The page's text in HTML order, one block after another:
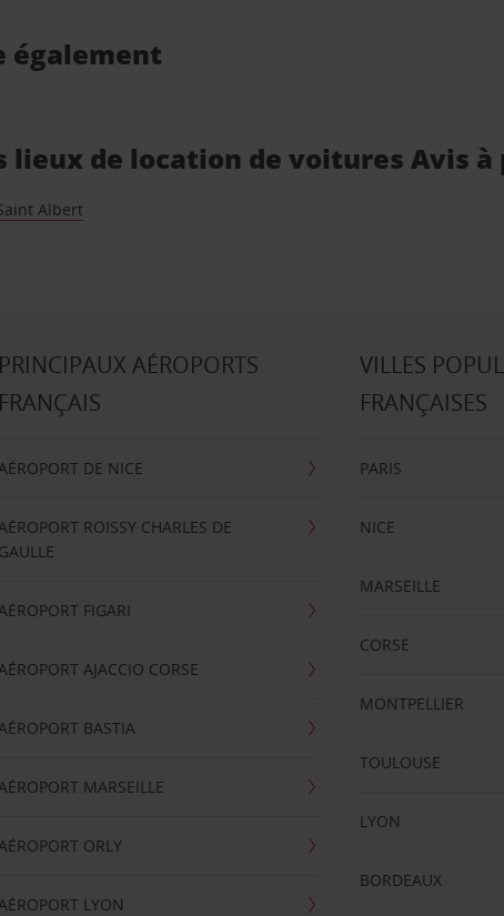
également
lieux de location de voitures Avis
Albert
PRINCIPAUX AÉROPORTS
FRANÇAIS
DE NICE
ROISSY CHARLES DE
GAULLE
FIGARI
AJACCIO CORSE
BASTIA
MARSEILLE
ORLY
LYON
VILLES
FRANÇAISES
PARIS
NICE
MARSEILLE
CORSE
MONTPELLIER
TOULOUSE
LYON
BORDEAUX